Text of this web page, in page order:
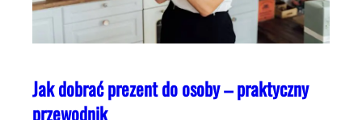
Jak dobrać prezent do osoby – praktyczny
przewodnik